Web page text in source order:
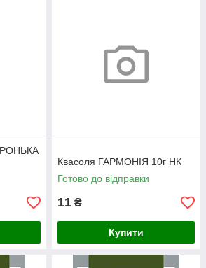
Квасоля ГАРМОНІЯ 10г НК
Готово до відправки
11 ₴
Купити